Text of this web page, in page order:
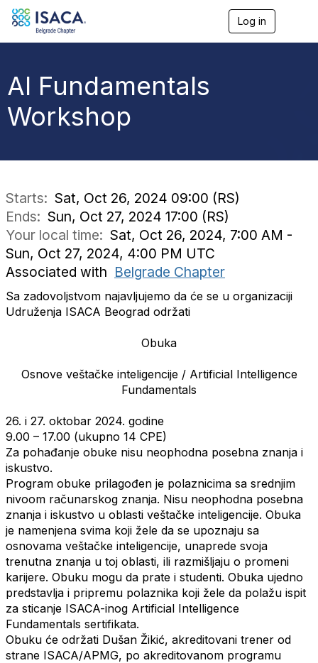
Log in
a
AI Fundamentals
Workshop
Starts: Sat, Oct 26, 2024 09:00 (RS)
Ends: Sun, Oct 27, 2024 17:00 (RS)
Your local time: Sat, Oct 26, 2024, 7:00 AM -
Sun, Oct 27, 2024, 4:00 PM UTC
Associated with Belgrade Chapter
Sa zadovoljstvom najavljujemo da će se u organizaciji
Udruženja ISACA Beograd održati
Obuka
Osnove veštačke inteligencije / Artificial Intelligence
Fundamentals
26. i 27. oktobar 2024. godine
9.00 – 17.00 (ukupno 14 CPE)
Za pohađanje obuke nisu neophodna posebna znanja i
iskustvo.
Program obuke prilagođen je polaznicima sa srednjim
nivoom računarskog znanja. Nisu neophodna posebna
znanja i iskustvo u oblasti veštačke inteligencije. Obuka
je namenjena svima koji žele da se upoznaju sa
osnovama veštačke inteligencije, unaprede svoja
trenutna znanja u toj oblasti, ili razmišljaju o promeni
karijere. Obuku mogu da prate i studenti. Obuka ujedno
predstavlja i pripremu polaznika koji žele da polažu ispit
za sticanje ISACA-inog Artificial Intelligence
Fundamentals sertifikata.
Obuku će održati Dušan Žikić, akreditovani trener od
strane ISACA/APMG, po akreditovanom programu